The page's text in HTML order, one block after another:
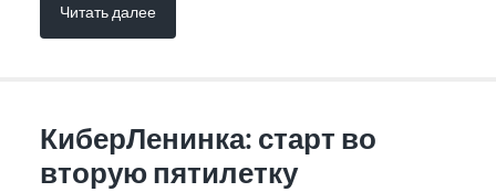
Читать далее
КиберЛенинка: старт во
вторую пятилетку